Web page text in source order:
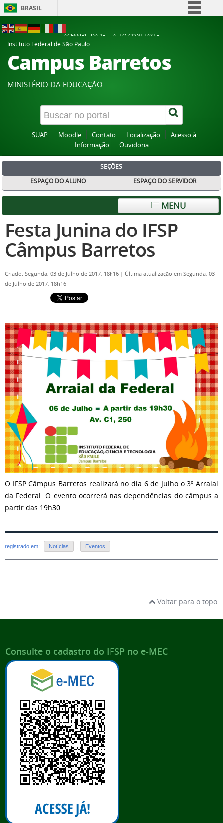
BRASIL
Participe
Acesso à informação
Canais
ACESSIBILIDADE
ALTO CONTRASTE
Instituto Federal de São Paulo
Campus Barretos
MINISTÉRIO DA EDUCAÇÃO
SUAP Moodle Contato Localização
Acesso à
Informação
Ouvidoria
SEÇÕES
ESPAÇO DO ALUNO
ESPAÇO DO SERVIDOR
MENU
Festa Junina do IFSP
Câmpus Barretos
Criado: Segunda, 03 de Julho de 2017, 18h16 | Última atualização em Segunda, 03
de Julho de 2017, 18h16
O IFSP Câmpus Barretos realizará no dia 6 de Julho o 3º Arraial
da Federal. O evento ocorrerá nas dependências do câmpus a
partir das 19h30.
registrado em: Notícias Eventos
Voltar para o topo
Consulte o cadastro do IFSP no e-MEC